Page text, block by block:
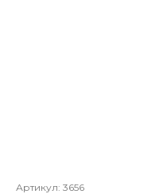
Артикул: 3656